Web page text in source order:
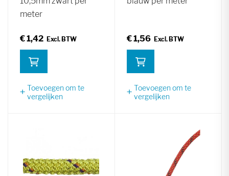
meter
€ 1,42
Toevoegen om te
vergelijken
€ 1,56
Toevoegen om te
vergelijken